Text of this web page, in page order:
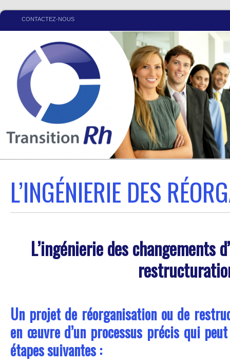
CONTACTEZ-NOUS
L’INGÉNIERIE DES
L’ingénierie des changements
Un projet de réorganisation ou de
en œuvre d’un processus précis qui
étapes suivantes :